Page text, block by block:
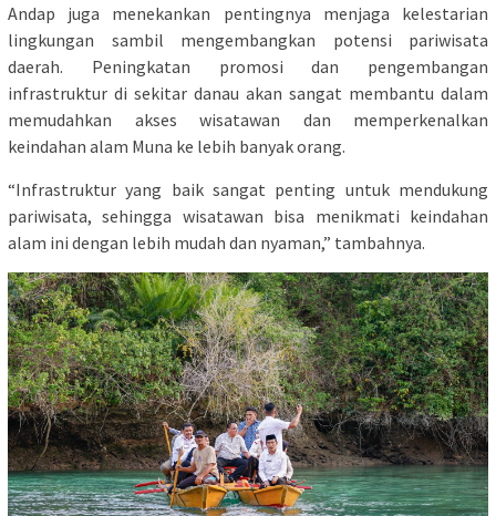
Andap juga menekankan pentingnya menjaga kelestarian
lingkungan sambil mengembangkan potensi pariwisata
daerah. Peningkatan promosi dan pengembangan
infrastruktur di sekitar danau akan sangat membantu dalam
memudahkan akses wisatawan dan memperkenalkan
keindahan alam Muna ke lebih banyak orang.
“Infrastruktur yang baik sangat penting untuk mendukung
pariwisata, sehingga wisatawan bisa menikmati keindahan
alam ini dengan lebih mudah dan nyaman,” tambahnya.